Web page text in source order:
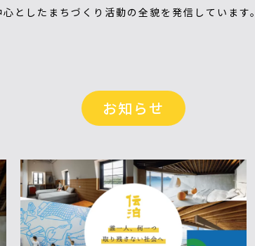
としたまちづくり活動の全貌を発信しています。
お知らせ